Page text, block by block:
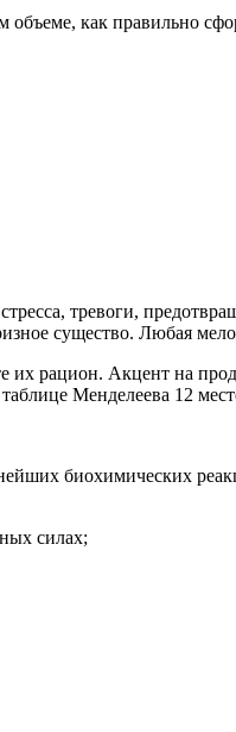
объеме, как правильно
тревоги,
существо. Любая
рацион. Акцент на
Менделеева 12
биохимических
силах;